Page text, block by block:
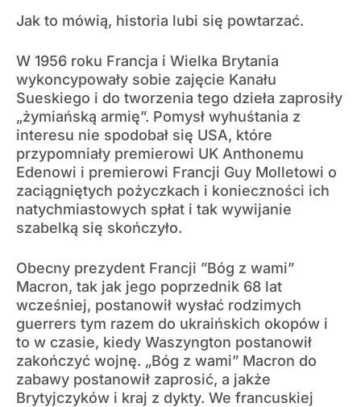
Jak to mówią, historia lubi się powtarzać.
W 1956 roku Francja i Wielka Brytania
wykoncypowały sobie zajęcie Kanału
Sueskiego i do tworzenia tego dzieła zaprosiły
„żymiańską armię”. Pomysł wyhuśtania z
interesu nie spodobał się USA, które
przypomniały premierowi UK Anthonemu
Edenowi i premierowi Francji Guy Molletowi o
zaciągniętych pożyczkach i konieczności ich
natychmiastowych spłat i tak wywijanie
szabelką się skończyło.
Obecny prezydent Francji ”Bóg z wami”
Macron, tak jak jego poprzednik 68 lat
wcześniej, postanowił wysłać rodzimych
guerrers tym razem do ukraińskich okopów i
to w czasie, kiedy Waszyngton postanowił
zakończyć wojnę. „Bóg z wami” Macron do
zabawy postanowił zaprosić, a jakże
Brytyjczyków i kraj z dykty. We francuskiej